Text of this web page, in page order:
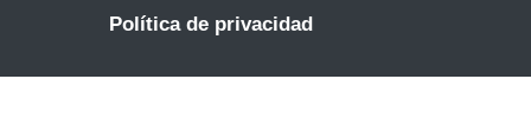
Política de privacidad